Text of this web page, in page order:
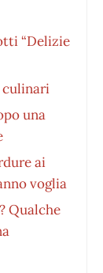
“Delizie
culinari
una
ai
voglia
Qualche